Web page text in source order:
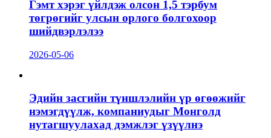
Гэмт хэрэг үйлдэж олсон 1,5 тэрбум
төгрөгийг улсын орлого болгохоор
шийдвэрлэлээ
2026-05-06
Эдийн засгийн түншлэлийн үр өгөөжийг
нэмэгдүүлж, компаниудыг Монголд
нутагшуулахад дэмжлэг үзүүлнэ